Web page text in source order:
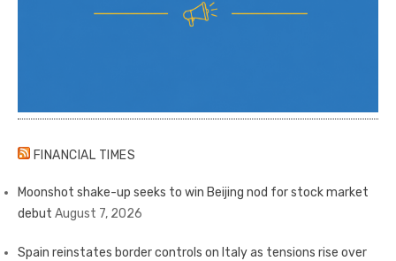
FINANCIAL TIMES
Moonshot shake-up seeks to win Beijing nod for stock market
debut August 7, 2026
Spain reinstates border controls on Italy as tensions rise over